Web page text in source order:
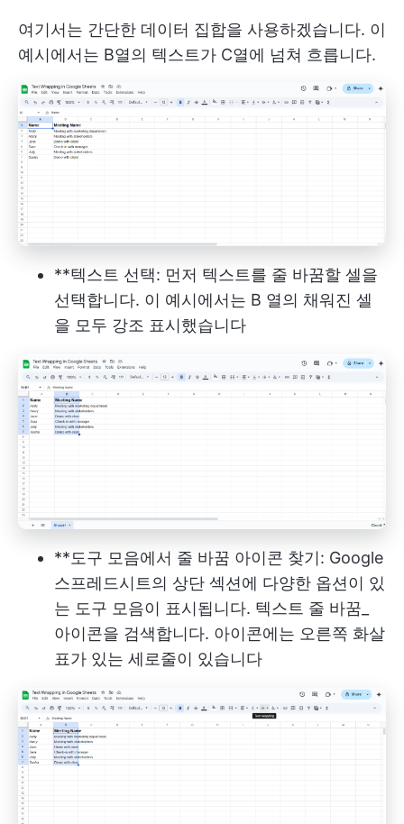
여기서는 간단한 데이터 집합을 사용하겠습니다. 이
예시에서는 B열의 텍스트가 C열에 넘쳐 흐릅니다.
**텍스트 선택: 먼저 텍스트를 줄 바꿈할 셀을
선택합니다. 이 예시에서는 B 열의 채워진 셀
을 모두 강조 표시했습니다
**도구 모음에서 줄 바꿈 아이콘 찾기: Google
스프레드시트의 상단 섹션에 다양한 옵션이 있
는 도구 모음이 표시됩니다. 텍스트 줄 바꿈_
아이콘을 검색합니다. 아이콘에는 오른쪽 화살
표가 있는 세로줄이 있습니다